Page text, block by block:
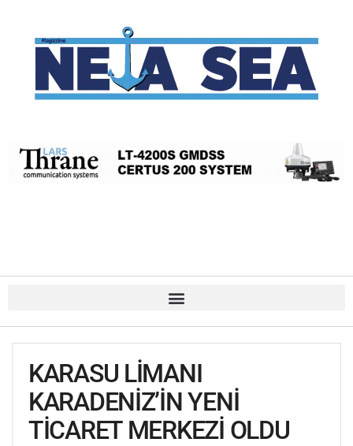
KARASU LİMANI
KARADENİZ’İN YENİ
TİCARET MERKEZİ OLDU